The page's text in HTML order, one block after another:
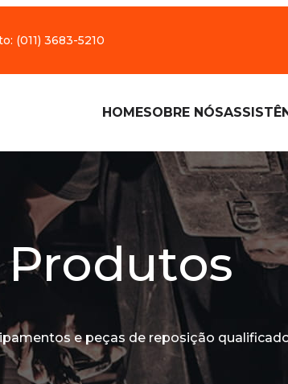
(011) 3683-5210
HOMESOBRE NÓS
Produtos
e peças de reposição